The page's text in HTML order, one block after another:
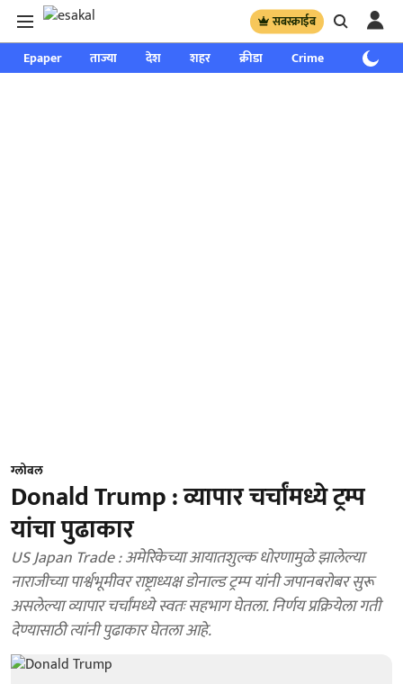
सबस्क्राईब
Epaper ताज्या देश शहर क्रीडा Crime साप्ताहिक
ग्लोबल
Donald Trump : व्यापार चर्चांमध्ये ट्रम्प
यांचा पुढाकार
US Japan Trade : अमेरिकेच्या आयातशुल्क धोरणामुळे झालेल्या
नाराजीच्या पार्श्वभूमीवर राष्ट्राध्यक्ष डोनाल्ड ट्रम्प यांनी जपानबरोबर सुरू
असलेल्या व्यापार चर्चांमध्ये स्वतः सहभाग घेतला. निर्णय प्रक्रियेला गती
देण्यासाठी त्यांनी पुढाकार घेतला आहे.